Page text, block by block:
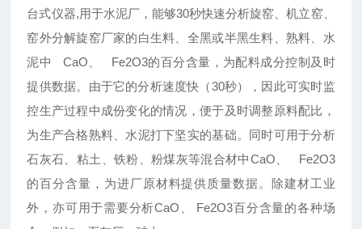
台式仪器,用于水泥厂，能够30秒快速分析旋窑、机立窑、
窑外分解旋窑厂家的白生料、全黑或半黑生料、熟料、水
泥中 CaO、 Fe2O3的百分含量，为配料成分控制及时
提供数据。由于它的分析速度快（30秒），因此可实时监
控生产过程中成份变化的情况，便于及时调整原料配比，
为生产合格熟料、水泥打下坚实的基础。同时可用于分析
石灰石、粘土、铁粉、粉煤灰等混合材中CaO、 Fe2O3
的百分含量，为进厂原材料提供质量数据。除建材工业
外，亦可用于需要分析CaO、 Fe2O3百分含量的各种场